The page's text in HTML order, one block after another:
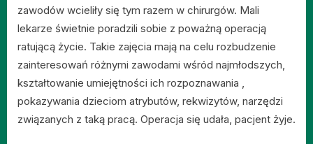
zawodów wcieliły się tym razem w chirurgów. Mali
lekarze świetnie poradzili sobie z poważną operacją
ratującą życie. Takie zajęcia mają na celu rozbudzenie
zainteresowań różnymi zawodami wśród najmłodszych,
kształtowanie umiejętności ich rozpoznawania ,
pokazywania dzieciom atrybutów, rekwizytów, narzędzi
związanych z taką pracą. Operacja się udała, pacjent żyje.